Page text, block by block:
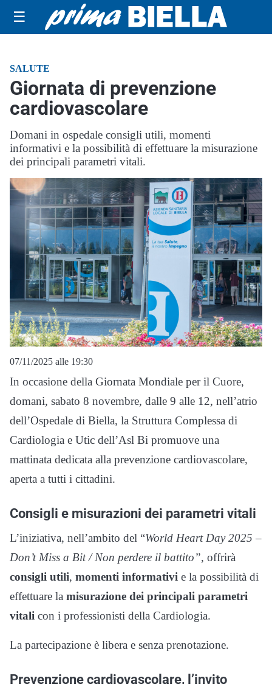
☰
SALUTE
Giornata di prevenzione
cardiovascolare
Domani in ospedale consigli utili, momenti
informativi e la possibilità di effettuare la misurazione
dei principali parametri vitali.
07/11/2025 alle 19:30
In occasione della Giornata Mondiale per il Cuore,
domani, sabato 8 novembre, dalle 9 alle 12, nell’atrio
dell’Ospedale di Biella, la Struttura Complessa di
Cardiologia e Utic dell’Asl Bi promuove una
mattinata dedicata alla prevenzione cardiovascolare,
aperta a tutti i cittadini.
Consigli e misurazioni dei parametri vitali
L’iniziativa, nell’ambito del “World Heart Day 2025 –
Don’t Miss a Bit / Non perdere il battito”, offrirà
consigli utili, momenti informativi e la possibilità di
effettuare la misurazione dei principali parametri
vitali con i professionisti della Cardiologia.
La partecipazione è libera e senza prenotazione.
Prevenzione cardiovascolare, l’invito